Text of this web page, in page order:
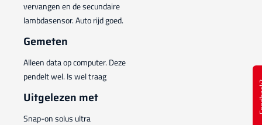
vervangen en de secundaire
lambdasensor. Auto rijd goed.
Gemeten
Alleen data op computer. Deze
pendelt wel. Is wel traag
Uitgelezen met
Snap-on solus ultra